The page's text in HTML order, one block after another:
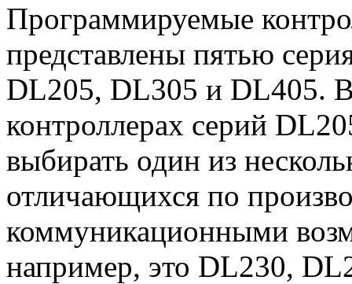
Программируемые
представлены пятью
DL205, DL305 и DL405.
контроллерах серий
выбирать один из
отличающихся по
коммуникационными
например, это DL230,